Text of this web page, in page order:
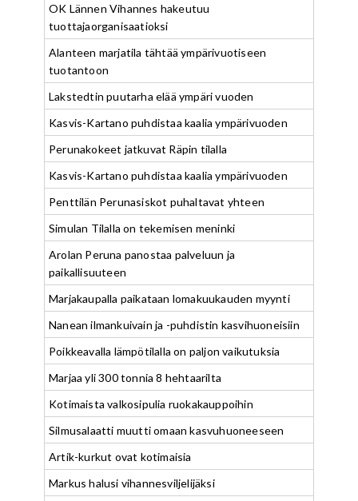
OK Lännen Vihannes hakeutuu
tuottajaorganisaatioksi
Alanteen marjatila tähtää ympärivuotiseen
tuotantoon
Lakstedtin puutarha elää ympäri vuoden
Kasvis-Kartano puhdistaa kaalia ympärivuoden
Perunakokeet jatkuvat Räpin tilalla
Kasvis-Kartano puhdistaa kaalia ympärivuoden
Penttilän Perunasiskot puhaltavat yhteen
Simulan Tilalla on tekemisen meninki
Arolan Peruna panostaa palveluun ja
paikallisuuteen
Marjakaupalla paikataan lomakuukauden myynti
Nanean ilmankuivain ja -puhdistin kasvihuoneisiin
Poikkeavalla lämpötilalla on paljon vaikutuksia
Marjaa yli 300 tonnia 8 hehtaarilta
Kotimaista valkosipulia ruokakauppoihin
Silmusalaatti muutti omaan kasvuhuoneeseen
Artik-kurkut ovat kotimaisia
Markus halusi vihannesviljelijäksi